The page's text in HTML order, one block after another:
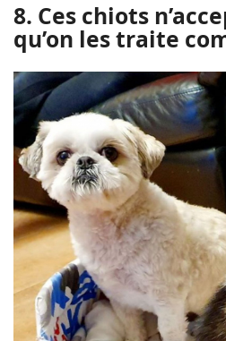
8. Ces chiots
qu’on les traite